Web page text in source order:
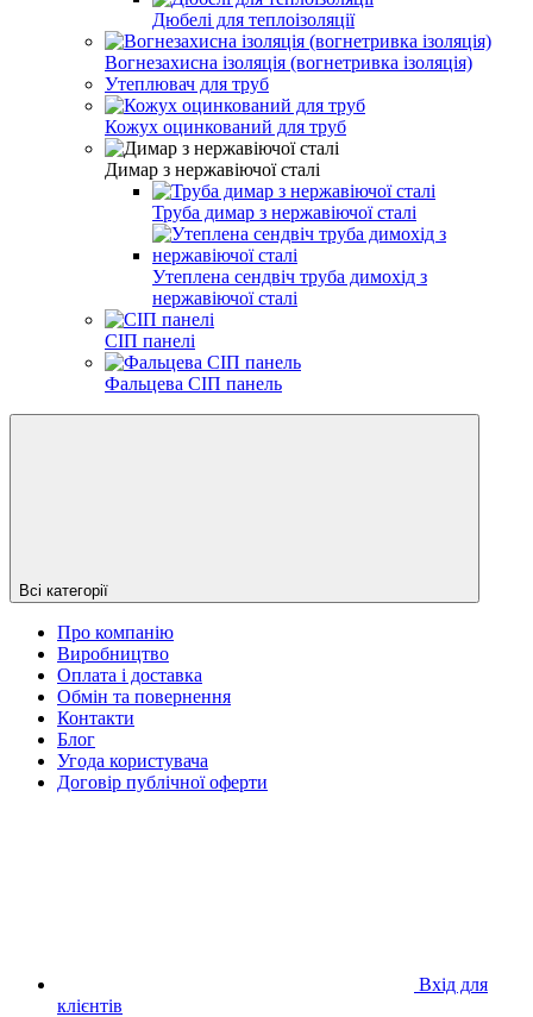
Дюбелі для теплоізоляції
Вогнезахисна ізоляція (вогнетривка ізоляція)
Утеплювач для труб
Кожух оцинкований для труб
Димар з нержавіючої сталі
Труба димар з нержавіючої сталі
Утеплена сендвіч труба димохід з
нержавіючої сталі
СІП панелі
Фальцева СІП панель
Всі категорії
Про компанію
Виробництво
Оплата і доставка
Обмін та повернення
Контакти
Блог
Угода користувача
Договір публічної оферти
Вхід для
клієнтів